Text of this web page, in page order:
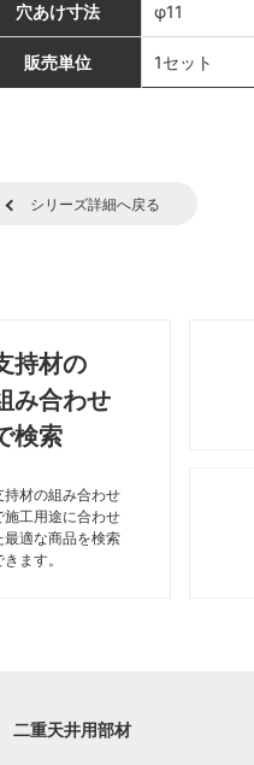
穴あけ寸法 φ11
販売単位 1セット
シリーズ詳細へ戻る
持材の
み合わせ
検索
持材の組み合わせ
施工用途に合わせ
最適な商品を検索
きます。
二重天井用部材